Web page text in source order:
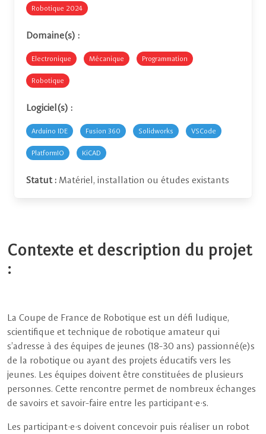
Robotique 2024
Domaine(s) :
Electronique Mécanique Programmation
Robotique
Logiciel(s) :
Arduino IDE Fusion 360 Solidworks VSCode
PlatformIO KiCAD
Statut : Matériel, installation ou études existants
Contexte et description du projet
:
La Coupe de France de Robotique est un défi ludique,
scientifique et technique de robotique amateur qui
s’adresse à des équipes de jeunes (18-30 ans) passionné(e)s
de la robotique ou ayant des projets éducatifs vers les
jeunes. Les équipes doivent être constituées de plusieurs
personnes. Cette rencontre permet de nombreux échanges
de savoirs et savoir-faire entre les participant·e·s.
Les participant·e·s doivent concevoir puis réaliser un robot